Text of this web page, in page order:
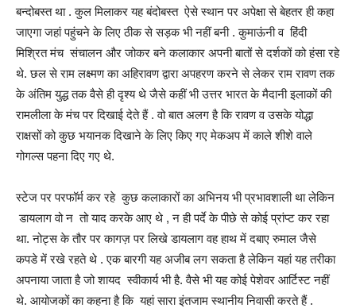
बन्दोबस्त था . कुल मिलाकर यह बंदोबस्त ऐसे स्थान पर अपेक्षा से बेहतर ही कहा
जाएगा जहां पहुंचने के लिए ठीक से सड़क भी नहीं बनी . कुमाऊंनी व हिंदी
मिश्रित मंच संचालन और जोकर बने कलाकार अपनी बातों से दर्शकों को हंसा रहे
थे. छल से राम लक्ष्मण का अहिरावण द्वारा अपहरण करने से लेकर राम रावण तक
के अंतिम युद्ध तक वैसे ही दृश्य थे जैसे कहीं भी उत्तर भारत के मैदानी इलाकों की
रामलीला के मंच पर दिखाई देते हैं . वो बात अलग है कि रावण व उसके योद्धा
राक्षसों को कुछ भयानक दिखाने के लिए किए गए मेकअप में काले शीशे वाले
गोगल्स पहना दिए गए थे.
स्टेज पर परफॉर्म कर रहे कुछ कलाकारों का अभिनय भी प्रभावशाली था लेकिन
डायलाग वो न तो याद करके आए थे , न ही पर्दे के पीछे से कोई प्रांप्ट कर रहा
था. नोट्स के तौर पर कागज़ पर लिखे डायलाग वह हाथ में दबाए रुमाल जैसे
कपडे में रखे रहते थे . एक बारगी यह अजीब लग सकता है लेकिन यहां यह तरीका
अपनाया जाता है जो शायद स्वीकार्य भी है. वैसे भी यह कोई पेशेवर आर्टिस्ट नहीं
थे. आयोजकों का कहना है कि यहां सारा इंतजाम स्थानीय निवासी करते हैं .